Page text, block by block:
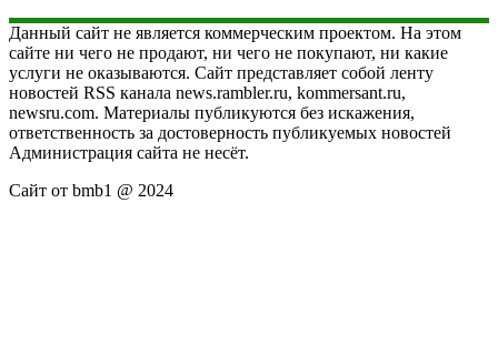
Данный сайт не является коммерческим проектом. На этом
сайте ни чего не продают, ни чего не покупают, ни какие
услуги не оказываются. Сайт представляет собой ленту
новостей RSS канала news.rambler.ru, kommersant.ru,
newsru.com. Материалы публикуются без искажения,
ответственность за достоверность публикуемых новостей
Администрация сайта не несёт.
Сайт от bmb1 @ 2024